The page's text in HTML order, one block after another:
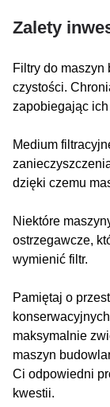
Zalety
Filtry do
czystości.
zapobiegając
Medium
dzięki czemu
Niektóre
ostrzegawcze,
wymienić filtr.
Pamiętaj o
maksymalnie
maszyn
Ci odpowiedni
kwestii.